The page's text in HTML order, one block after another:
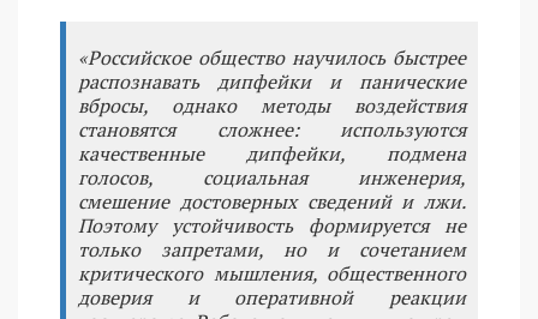
«Российское общество научилось быстрее
распознавать дипфейки и панические
вбросы, однако методы воздействия
становятся сложнее: используются
качественные дипфейки, подмена
голосов, социальная инженерия,
смешение достоверных сведений и лжи.
Поэтому устойчивость формируется не
только запретами, но и сочетанием
критического мышления, общественного
доверия и оперативной реакции